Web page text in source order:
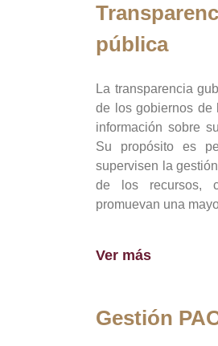
pública
La transparencia
de los gobiernos de
información sobre
Su propósito es
supervisen la
de los recursos,
promuevan una
Ver más
Gestión